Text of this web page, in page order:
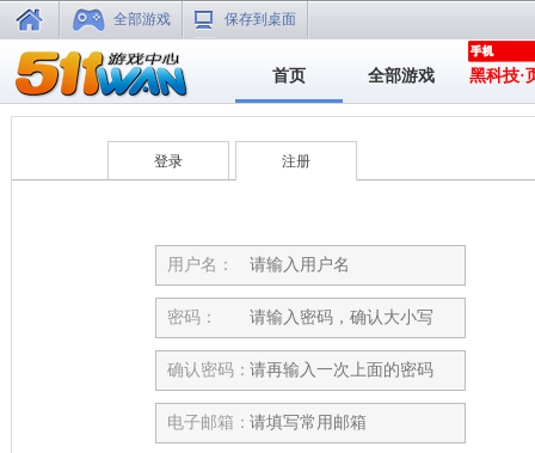
全部游戏 保存到桌面
首页 全部游戏 黑科技·
登录 注册
用户名：
密码：
确认密码：
电子邮箱：